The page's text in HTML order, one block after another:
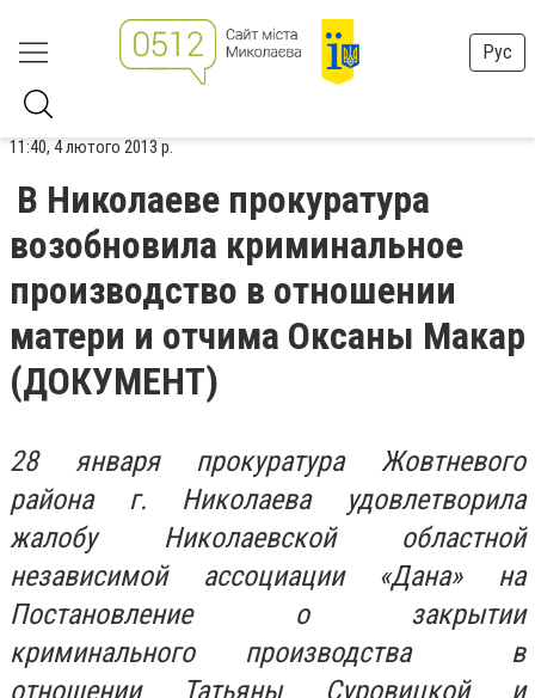
Рус
11:40, 4 лютого 2013 р.
В Николаеве прокуратура
возобновила криминальное
производство в отношении
матери и отчима Оксаны Макар
(ДОКУМЕНТ)
28 января прокуратура Жовтневого
района г. Николаева удовлетворила
жалобу Николаевской областной
независимой ассоциации «Дана» на
Постановление о закрытии
криминального производства в
отношении Татьяны Суровицкой и